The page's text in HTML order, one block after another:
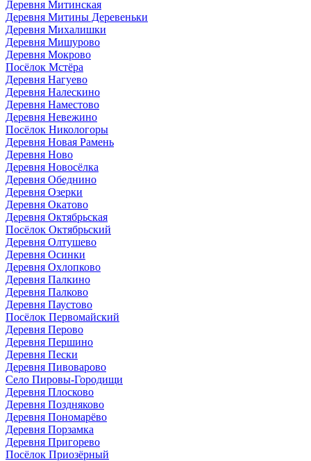
Деревня Митинская
Деревня Митины Деревеньки
Деревня Михалишки
Деревня Мишурово
Деревня Мокрово
Посёлок Мстёра
Деревня Нагуево
Деревня Налескино
Деревня Наместово
Деревня Невежино
Посёлок Никологоры
Деревня Новая Рамень
Деревня Ново
Деревня Новосёлка
Деревня Обеднино
Деревня Озерки
Деревня Окатово
Деревня Октябрьская
Посёлок Октябрьский
Деревня Олтушево
Деревня Осинки
Деревня Охлопково
Деревня Палкино
Деревня Палково
Деревня Паустово
Посёлок Первомайский
Деревня Перово
Деревня Першино
Деревня Пески
Деревня Пивоварово
Село Пировы-Городищи
Деревня Плосково
Деревня Поздняково
Деревня Пономарёво
Деревня Порзамка
Деревня Пригорево
Посёлок Приозёрный